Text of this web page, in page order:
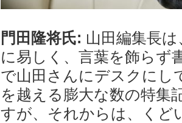
門田隆将氏: 山田編集長
に易しく、言葉を飾らず
で山田さんにデスクにし
を越える膨大な数の特集
すが、それからは、くど